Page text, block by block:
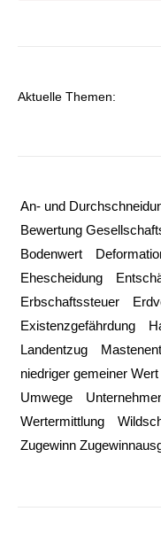
Aktuelle Themen:
An- und
Bewertung
Bodenwert
Ehescheidung
Erbschaftssteuer
Existenzgefährdung
Landentzug
niedriger gemeiner Wert
Umwege
Wertermittlung
Zugewinn